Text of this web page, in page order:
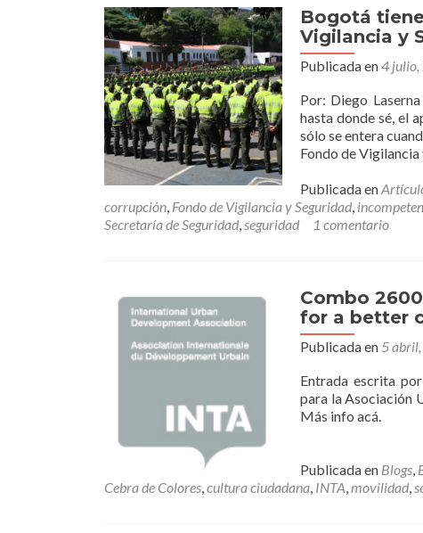
Bogotá
Vigilancia y
Publicada en4
Por: Diego
hasta donde sé, el
sólo se entera
Fondo de Vigilancia
Publicada en
corrupción, Fondo de Vigilancia y Seguridad,
Secretaría de Seguridad,seguridad 1 comentario
Combo
for a better
Publicada en 5
Entrada escrita
para la Asociación
Más info acá.
Publicada en Blogs,
Cebra de Colores,cultura ciudadana, INTA,movilidad,